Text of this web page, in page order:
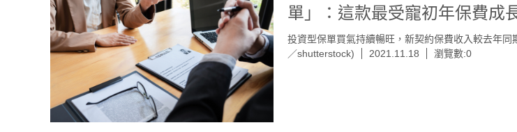
單」：這款最受寵初年保費成
投資型保單買氣持續暢旺，新契約保費收入較去年同
／shutterstock)
2021.11.18 瀏覽數:0